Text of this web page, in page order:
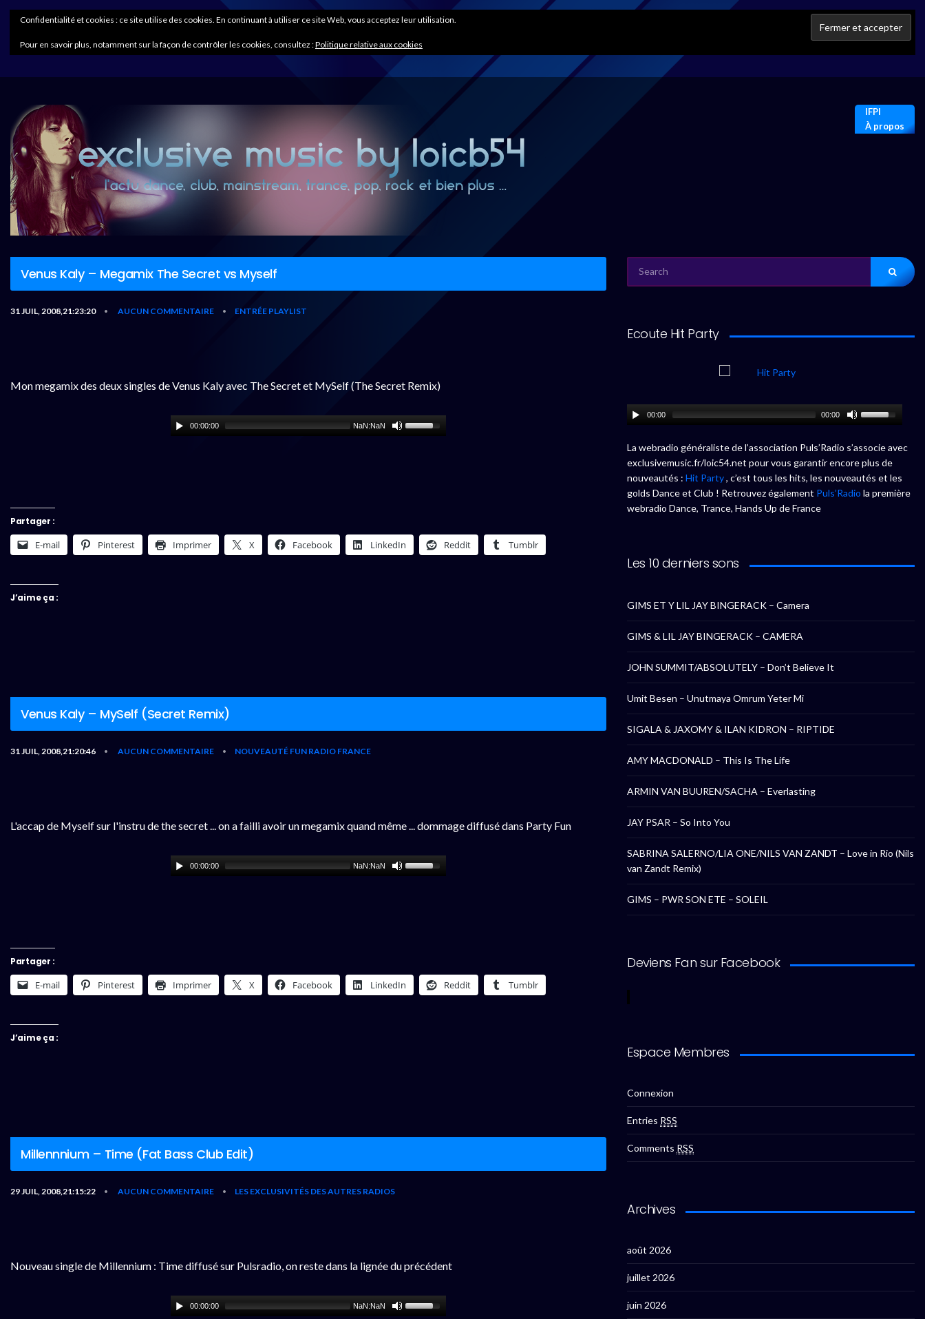
IFPI
À propos
Venus Kaly – Megamix The Secret vs Myself
31 JUIL, 2008,21:23:20 • AUCUN COMMENTAIRE • ENTRÉE PLAYLIST
Mon megamix des deux singles de Venus Kaly avec The Secret et MySelf (The Secret Remix)
00:00:00 NaN:NaN
Partager :
E-mail Pinterest Imprimer X Facebook LinkedIn Reddit Tumblr
J’aime ça :
Venus Kaly – MySelf (Secret Remix)
31 JUIL, 2008,21:20:46 • AUCUN COMMENTAIRE • NOUVEAUTÉ FUN RADIO FRANCE
L'accap de Myself sur l'instru de the secret ... on a failli avoir un megamix quand même ... dommage diffusé dans Party Fun
00:00:00 NaN:NaN
Partager :
E-mail Pinterest Imprimer X Facebook LinkedIn Reddit Tumblr
J’aime ça :
Millennnium – Time (Fat Bass Club Edit)
29 JUIL, 2008,21:15:22 • AUCUN COMMENTAIRE • LES EXCLUSIVITÉS DES AUTRES RADIOS
Nouveau single de Millennium : Time diffusé sur Pulsradio, on reste dans la lignée du précédent
00:00:00 NaN:NaN
FOR:
Ecoute Hit Party
00:00 00:00
La webradio généraliste de l’association Puls’Radio s’associe avec
exclusivemusic.fr/loic54.net pour vous garantir encore plus de
nouveautés : Hit Party, c’est tous les hits, les nouveautés et les
golds Dance et Club ! Retrouvez également Puls’Radio la première
webradio Dance, Trance, Hands Up de France
Les 10 derniers sons
GIMS ET Y LIL JAY BINGERACK – Camera
GIMS & LIL JAY BINGERACK – CAMERA
JOHN SUMMIT/ABSOLUTELY – Don’t Believe It
Umit Besen – Unutmaya Omrum Yeter Mi
SIGALA & JAXOMY & ILAN KIDRON – RIPTIDE
AMY MACDONALD – This Is The Life
ARMIN VAN BUUREN/SACHA – Everlasting
JAY PSAR – So Into You
SABRINA SALERNO/LIA ONE/NILS VAN ZANDT – Love in Rio (Nils
van Zandt Remix)
GIMS – PWR SON ETE – SOLEIL
Deviens Fan sur Facebook
Espace Membres
Connexion
Entries RSS
Comments RSS
Archives
août 2026
juillet 2026
juin 2026
Confidentialité et cookies : ce site utilise des cookies. En continuant à utiliser ce site Web, vous acceptez leur utilisation.
Pour en savoir plus, notamment sur la façon de contrôler les cookies, consultez :Politique relative aux cookies